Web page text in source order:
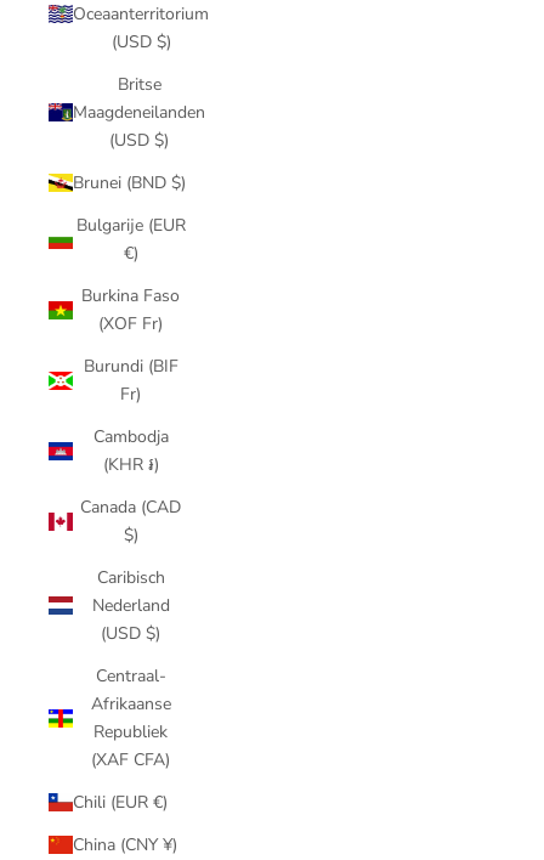
Oceaanterritorium
(USD $)
Britse
Maagdeneilanden
(USD $)
Brunei (BND $)
Bulgarije (EUR
€)
Burkina Faso
(XOF Fr)
Burundi (BIF
Fr)
Cambodja
(KHR ៛)
Canada (CAD
$)
Caribisch
Nederland
(USD $)
Centraal-
Afrikaanse
Republiek
(XAF CFA)
Chili (EUR €)
China (CNY ¥)